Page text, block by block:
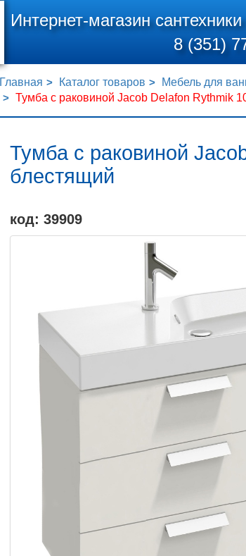
Интернет-магазин
8 (351)
Главная Каталог товаров Мебель для
Тумба с раковиной Jacob Delafon Rythmik
Тумба с раковиной
блестящий
код: 39909